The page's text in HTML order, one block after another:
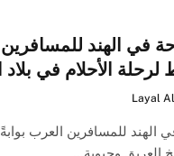
الأحلام في بلاد
Layal
الهند للمسافرين العرب